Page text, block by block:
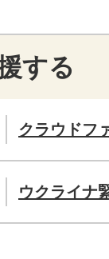
する
クラウドフ
ウクライナ